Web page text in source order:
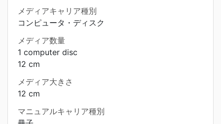
メディアキャリア種別
コンピュータ・ディスク
メディア数量
1 computer disc
12 cm
メディア大きさ
12 cm
マニュアルキャリア種別